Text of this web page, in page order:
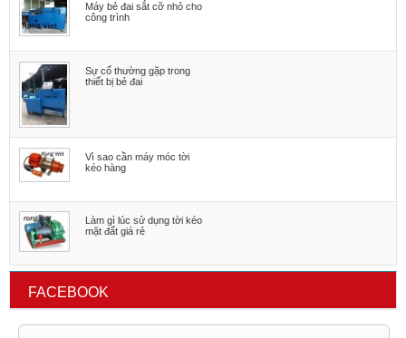
Máy bẻ đai sắt cỡ nhỏ cho
công trình
Sự cố thường gặp trong
thiết bị bẻ đai
Vì sao cần máy móc tời
kéo hàng
Làm gì lúc sử dụng tời kéo
mặt đất giá rẻ
FACEBOOK